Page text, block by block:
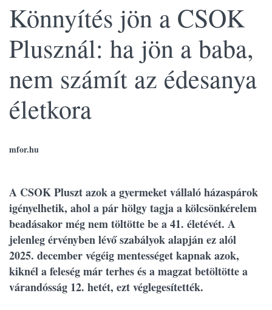
Könnyítés jön a CSOK
Plusznál: ha jön a baba,
nem számít az édesanya
életkora
mfor.hu
A CSOK Pluszt azok a gyermeket vállaló házaspárok
igényelhetik, ahol a pár hölgy tagja a kölcsönkérelem
beadásakor még nem töltötte be a 41. életévét. A
jelenleg érvényben lévő szabályok alapján ez alól
2025. december végéig mentességet kapnak azok,
kiknél a feleség már terhes és a magzat betöltötte a
várandósság 12. hetét, ezt véglegesítették.